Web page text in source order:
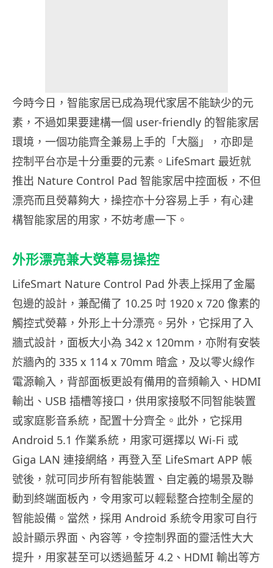
今時今日，智能家居已成為現代家居不能缺少的元
素，不過如果要建構一個 user-friendly 的智能家居
環境，一個功能齊全兼易上手的「大腦」，亦即是
控制平台亦是十分重要的元素。LifeSmart 最近就
推出 Nature Control Pad 智能家居中控面板，不但
漂亮而且熒幕夠大，操控亦十分容易上手，有心建
構智能家居的用家，不妨考慮一下。
外形漂亮兼大熒幕易操控
LifeSmart Nature Control Pad 外表上採用了金屬
包邊的設計，兼配備了 10.25 吋 1920 x 720 像素的
觸控式熒幕，外形上十分漂亮。另外，它採用了入
牆式設計，面板大小為 342 x 120mm，亦附有安裝
於牆內的 335 x 114 x 70mm 暗盒，及以零火線作
電源輸入，背部面板更設有備用的音頻輸入、HDMI
輸出、USB 插槽等接口，供用家接駁不同智能裝置
或家庭影音系統，配置十分齊全。此外，它採用
Android 5.1 作業系統，用家可選擇以 Wi-Fi 或
Giga LAN 連接網絡，再登入至 LifeSmart APP 帳
號後，就可同步所有智能裝置、自定義的場景及聯
動到終端面板內，令用家可以輕鬆整合控制全屋的
智能設備。當然，採用 Android 系統令用家可自行
設計顯示界面、內容等，令控制界面的靈活性大大
提升，用家甚至可以透過藍牙 4.2、HDMI 輸出等方